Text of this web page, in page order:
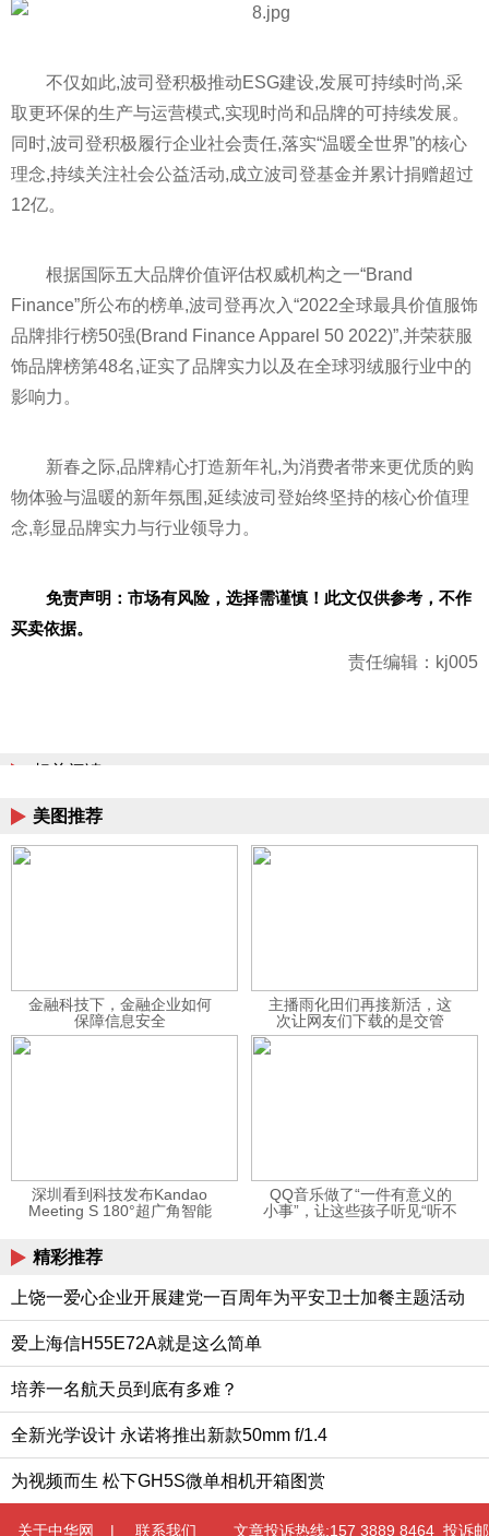
不仅如此,波司登积极推动ESG建设,发展可持续时尚,采
取更环保的生产与运营模式,实现时尚和品牌的可持续发展。
同时,波司登积极履行企业社会责任,落实“温暖全世界”的核心
理念,持续关注社会公益活动,成立波司登基金并累计捐赠超过
12亿。
根据国际五大品牌价值评估权威机构之一“Brand
Finance”所公布的榜单,波司登再次入“2022全球最具价值服饰
品牌排行榜50强(Brand Finance Apparel 50 2022)”,并荣获服
饰品牌榜第48名,证实了品牌实力以及在全球羽绒服行业中的
影响力。
新春之际,品牌精心打造新年礼,为消费者带来更优质的购
物体验与温暖的新年氛围,延续波司登始终坚持的核心价值理
念,彰显品牌实力与行业领导力。
免责声明：市场有风险，选择需谨慎！此文仅供参考，不作
买卖依据。
责任编辑：kj005
相关阅读
美图推荐
金融科技下，金融企业如何
保障信息安全
主播雨化田们再接新活，这
次让网友们下载的是交管
12123APP
深圳看到科技发布Kandao
Meeting S 180°超广角智能
QQ音乐做了“一件有意义的
小事”，让这些孩子听见“听不
精彩推荐
上饶一爱心企业开展建党一百周年为平安卫士加餐主题活动
爱上海信H55E72A就是这么简单
培养一名航天员到底有多难？
全新光学设计 永诺将推出新款50mm f/1.4
为视频而生 松下GH5S微单相机开箱图赏
关于中华网 | 联系我们 文章投诉热线:157 3889 8464 投诉邮